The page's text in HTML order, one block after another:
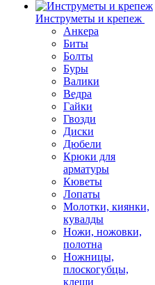
Инструметы и крепеж
Анкера
Биты
Болты
Буры
Валики
Ведра
Гайки
Гвозди
Диски
Дюбели
Крюки для
арматуры
Кюветы
Лопаты
Молотки, киянки,
кувалды
Ножи, ножовки,
полотна
Ножницы,
плоскогубцы,
клещи